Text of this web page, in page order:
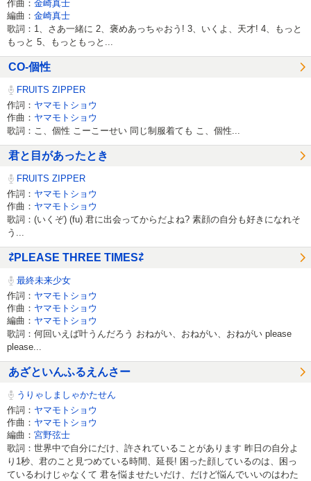
作曲： 金崎真士
編曲： 金崎真士
歌詞：1、さあ一緒に 2、褒めあっちゃおう! 3、いくよ、天才! 4、もっと
もっと 5、もっともっと...
CO-個性
FRUITS ZIPPER
作詞： ヤマモトショウ
作曲： ヤマモトショウ
歌詞：こ、個性 こーこーせい 同じ制服着ても こ、個性...
君と目があったとき
FRUITS ZIPPER
作詞： ヤマモトショウ
作曲： ヤマモトショウ
歌詞：(いくぞ) (fu) 君に出会ってからだよね? 素顔の自分も好きになれそ
う...
⇄PLEASE THREE TIMES⇄
最終未来少女
作詞： ヤマモトショウ
作曲： ヤマモトショウ
編曲： ヤマモトショウ
歌詞：何回いえば叶うんだろう おねがい、おねがい、おねがい please
please...
あざといんふるえんさー
うりゃしましゃかたせん
作詞： ヤマモトショウ
作曲： ヤマモトショウ
編曲： 宮野弦士
歌詞：世界中で自分にだけ、許されていることがあります 昨日の自分よ
り1秒、君のこと見つめている時間、延長! 困った顔しているのは、困っ
ているわけじゃなくて 君を悩ませたいだけ、だけど悩んでいいのはわた